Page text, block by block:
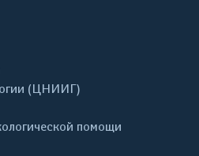
(ЦНИИГ)
помощи